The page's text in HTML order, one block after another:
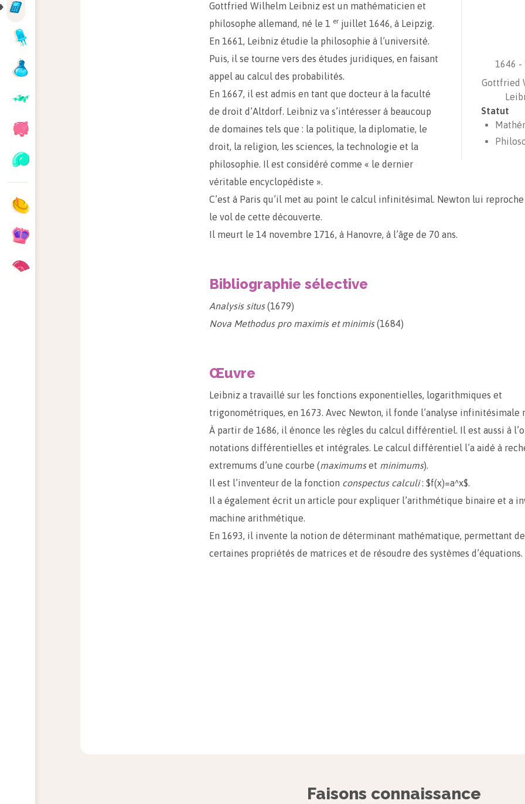
1646 -
Gottfried
Statut
Gottfried Wilhelm Leibniz est un mathématicien et
philosophe allemand, né le 1 er juillet 1646, à Leipzig.
En 1661, Leibniz étudie la philosophie à l’université.
Puis, il se tourne vers des études juridiques, en faisant
appel au calcul des probabilités.
En 1667, il est admis en tant que docteur à la faculté
de droit d’Altdorf. Leibniz va s’intéresser à beaucoup
de domaines tels que : la politique, la diplomatie, le
droit, la religion, les sciences, la technologie et la
philosophie. Il est considéré comme « le dernier
véritable encyclopédiste ».
C’est à Paris qu’il met au point le calcul infinitésimal. Newton lui
le vol de cette découverte.
Il meurt le 14 novembre 1716, à Hanovre, à l’âge de 70 ans.
Bibliographie sélective
Analysis situs(1679)
Nova Methodus pro maximis et minimis(1684)
Œuvre
Leibniz a travaillé sur les fonctions exponentielles, logarithmiques et
trigonométriques, en 1673. Avec Newton, il fonde l’analyse infinitésimale
À partir de 1686, il énonce les règles du calcul différentiel. Il est aussi à
notations différentielles et intégrales. Le calcul différentiel l’a aidé à
extremums d’une courbe (maximumset minimums).
Il est l’inventeur de la fonction conspectus calculi: $f(x)=a^x$.
Il a également écrit un article pour expliquer l’arithmétique binaire et a
machine arithmétique.
En 1693, il invente la notion de déterminant mathématique, permettant
certaines propriétés de matrices et de résoudre des systèmes d’équations.
Faisons connaissance